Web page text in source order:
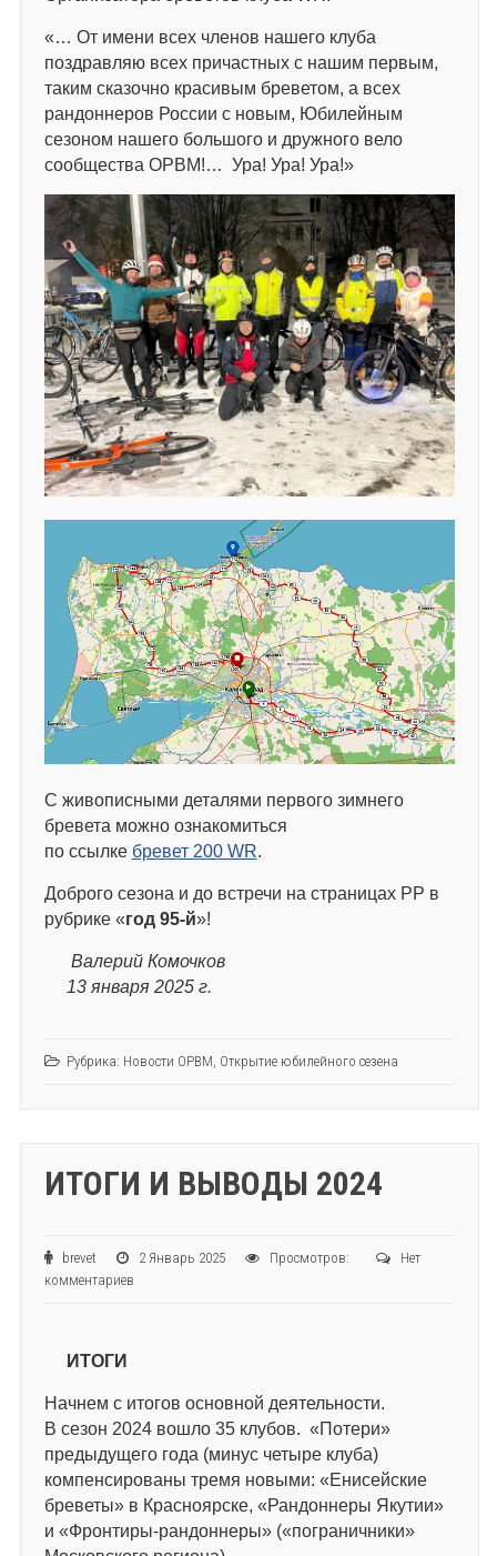
«… От имени всех членов нашего клуба
поздравляю всех причастных с нашим первым,
таким сказочно красивым бреветом, а всех
рандоннеров России с новым, Юбилейным
сезоном нашего большого и дружного вело
сообщества ОРВМ!… Ура! Ура! Ура!»
С живописными деталями первого зимнего
бревета можно ознакомиться
по ссылке бревет 200 WR.
Доброго сезона и до встречи на страницах РР в
рубрике «год 95-й»!
Валерий Комочков
13 января 2025 г.
Рубрика: Новости ОРВМ Открытие юбилейного сезена
ИТОГИ И ВЫВОДЫ 2024
brevet 2 Январь 2025 Просмотров:
Нет
комментариев
ИТОГИ
Начнем с итогов основной деятельности.
В сезон 2024 вошло 35 клубов. «Потери»
предыдущего года (минус четыре клуба)
компенсированы тремя новыми: «Енисейские
бреветы» в Красноярске, «Рандоннеры Якутии»
и «Фронтиры-рандоннеры» («пограничники»